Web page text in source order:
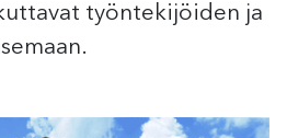
työntekijöiden ja